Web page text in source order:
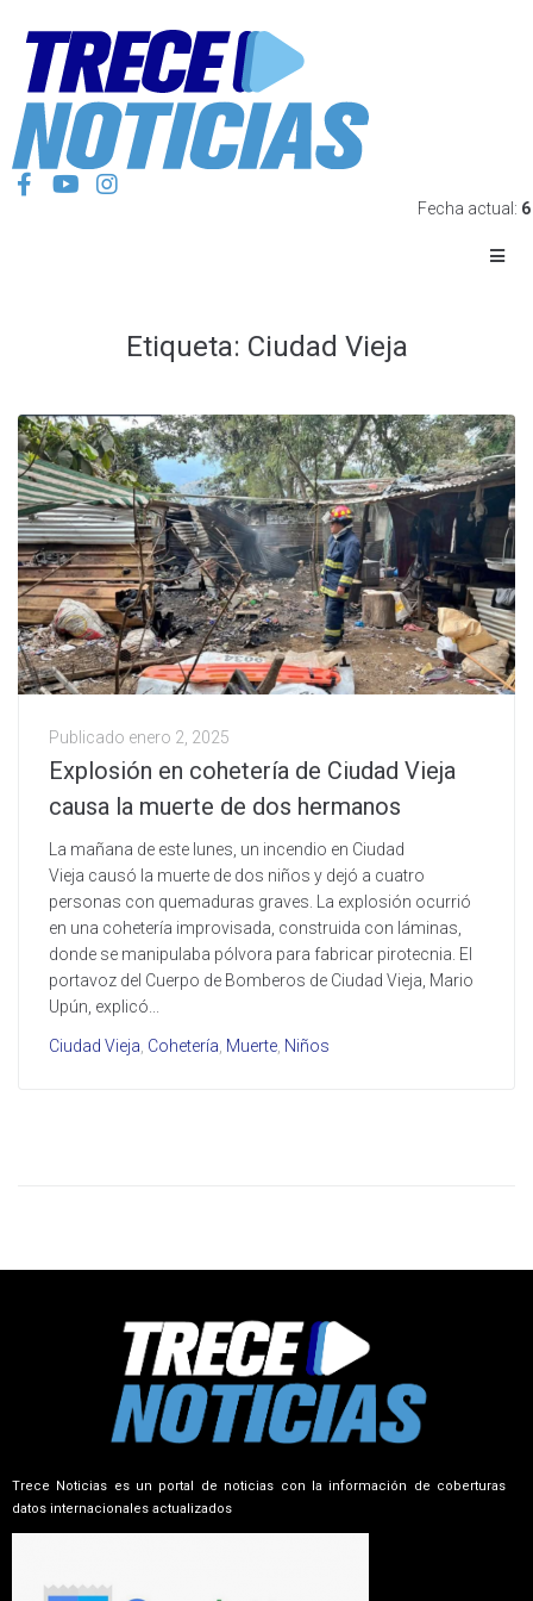
Fecha actual:
Etiqueta: Ciudad Vieja
Publicado enero 2, 2025
Explosión en cohetería de Ciudad Vieja
causa la muerte de dos hermanos
La mañana de este lunes, un incendio en Ciudad
Vieja causó la muerte de dos niños y dejó a cuatro
personas con quemaduras graves. La explosión ocurrió
en una cohetería improvisada, construida con láminas,
donde se manipulaba pólvora para fabricar pirotecnia. El
portavoz del Cuerpo de Bomberos de Ciudad Vieja, Mario
Upún, explicó...
Ciudad Vieja Cohetería Muerte Niños
Trece Noticias es un portal de noticias con la información de coberturas
datos internacionales actualizados